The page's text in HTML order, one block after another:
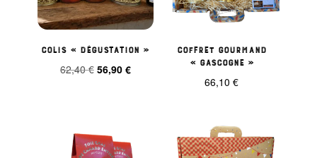
Colis « dégustation »
62,40€ Le
62,40 €.
56,90 €Le
56,90 €.
Coffret gourmand
« Gascogne »
66,10€